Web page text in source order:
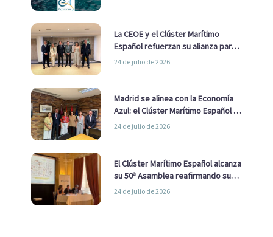
La CEOE y el Clúster Marítimo
Español refuerzan su alianza para
impulsar una estrategia Nacional
24 de julio de 2026
Madrid se alinea con la Economía
Azul: el Clúster Marítimo Español y
la Real Liga Naval avanzan alianzas
24 de julio de 2026
El Clúster Marítimo Español alcanza
su 50ª Asamblea reafirmando su
liderazgo en la Economía Azul
24 de julio de 2026